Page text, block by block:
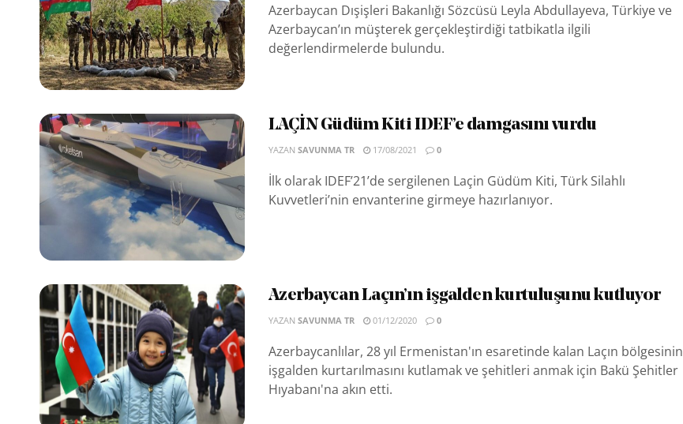
Azerbaycan Dışişleri Bakanlığı Sözcüsü Leyla Abdullayeva, Türkiye ve
Azerbaycan’ın müşterek gerçekleştirdiği tatbikatla ilgili
değerlendirmelerde bulundu.
LAÇİN Güdüm Kiti IDEF’e damgasını vurdu
YAZAN SAVUNMA TR 17/08/2021 0
İlk olarak IDEF’21’de sergilenen Laçin Güdüm Kiti, Türk Silahlı
Kuvvetleri’nin envanterine girmeye hazırlanıyor.
Azerbaycan Laçın’ın işgalden kurtuluşunu kutluyor
YAZAN SAVUNMA TR 01/12/2020 0
Azerbaycanlılar, 28 yıl Ermenistan'ın esaretinde kalan Laçın bölgesinin
işgalden kurtarılmasını kutlamak ve şehitleri anmak için Bakü Şehitler
Hıyabanı'na akın etti.